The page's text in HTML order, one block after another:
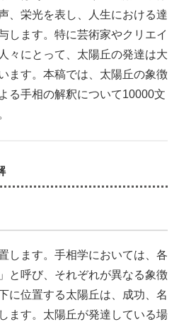
、栄光を表し、人生における達
します。特に芸術家やクリエイ
々にとって、太陽丘の発達は大
ます。本稿では、太陽丘の象徴
る手相の解釈について10000文
します。手相学においては、各
と呼び、それぞれが異なる象徴
に位置する太陽丘は、成功、名
ます。太陽丘が発達している場